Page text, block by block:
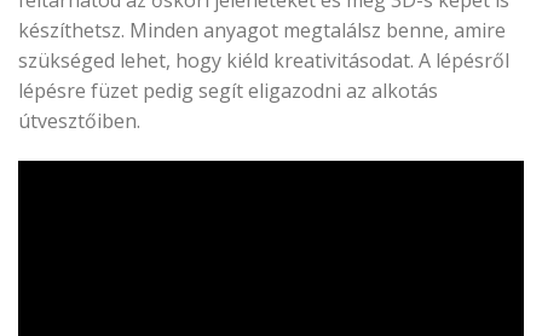
készíthetsz. Minden anyagot megtalálsz benne, amire
szükséged lehet, hogy kiéld kreativitásodat. A lépésről
lépésre füzet pedig segít eligazodni az alkotás
útvesztőiben.